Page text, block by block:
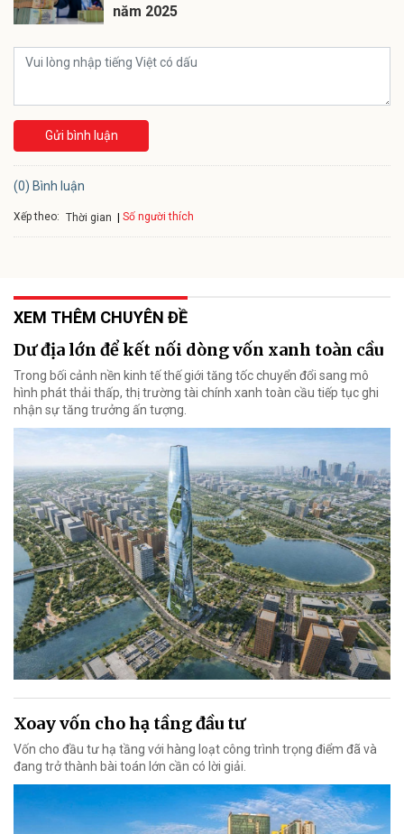
năm 2025
Gửi bình luận
(0) Bình luận
Xếp theo: Thời gian Số người thích
XEM THÊM CHUYÊN ĐỀ
Dư địa lớn để kết nối dòng vốn xanh toàn cầu
Trong bối cảnh nền kinh tế thế giới tăng tốc chuyển đổi sang mô
hình phát thải thấp, thị trường tài chính xanh toàn cầu tiếp tục ghi
nhận sự tăng trưởng ấn tượng.
Xoay vốn cho hạ tầng đầu tư
Vốn cho đầu tư hạ tầng với hàng loạt công trình trọng điểm đã và
đang trở thành bài toán lớn cần có lời giải.